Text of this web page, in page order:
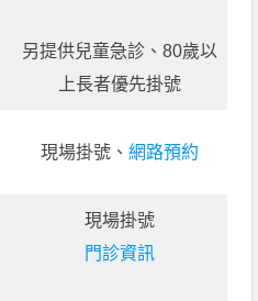
另提供兒童急診、80歲以
上長者優先掛號
現場掛號、 網路預約
現場掛號
門診資訊